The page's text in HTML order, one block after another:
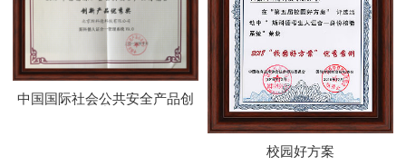
中国国际社会公共安全产品创
校园好方案